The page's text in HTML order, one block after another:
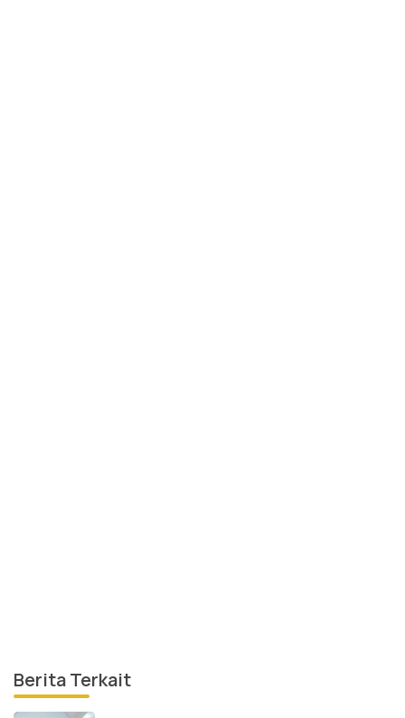
Berita Terkait